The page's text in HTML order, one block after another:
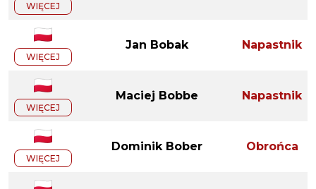
WIĘCEJ
WIĘCEJ
Jan Bobak Napastnik
WIĘCEJ
Maciej Bobbe Napastnik
WIĘCEJ
Dominik Bober Obrońca